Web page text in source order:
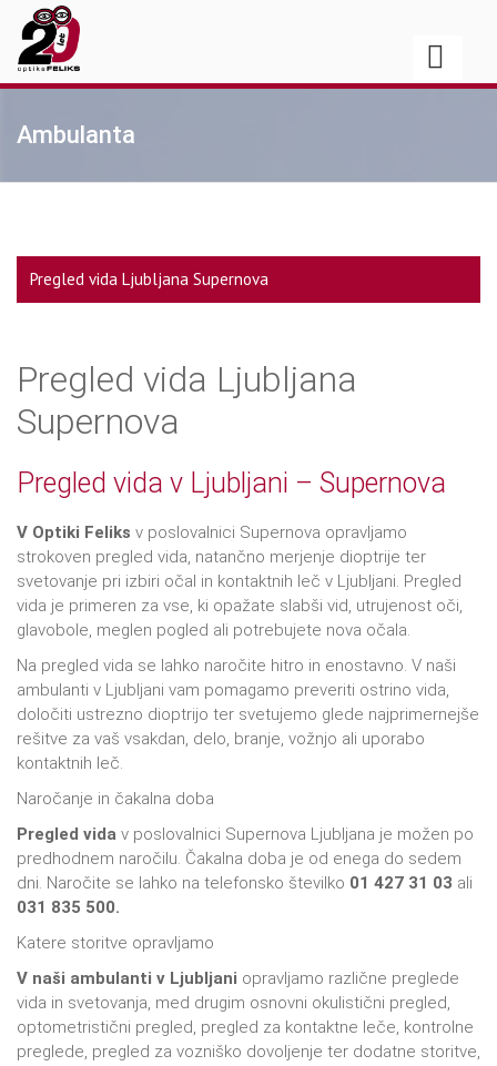
Ambulanta
Pregled vida Ljubljana Supernova
Pregled vida Ljubljana
Supernova
Pregled vida v Ljubljani – Supernova
V Optiki Feliks v poslovalnici Supernova opravljamo
strokoven pregled vida, natančno merjenje dioptrije ter
svetovanje pri izbiri očal in kontaktnih leč v Ljubljani. Pregled
vida je primeren za vse, ki opažate slabši vid, utrujenost oči,
glavobole, meglen pogled ali potrebujete nova očala.
Na pregled vida se lahko naročite hitro in enostavno. V naši
ambulanti v Ljubljani vam pomagamo preveriti ostrino vida,
določiti ustrezno dioptrijo ter svetujemo glede najprimernejše
rešitve za vaš vsakdan, delo, branje, vožnjo ali uporabo
kontaktnih leč.
Naročanje in čakalna doba
Pregled vida v poslovalnici Supernova Ljubljana je možen po
predhodnem naročilu. Čakalna doba je od enega do sedem
dni. Naročite se lahko na telefonsko številko 01 427 31 03 ali
031 835 500.
Katere storitve opravljamo
V naši ambulanti v Ljubljani opravljamo različne preglede
vida in svetovanja, med drugim osnovni okulistični pregled,
optometristični pregled, pregled za kontaktne leče, kontrolne
preglede, pregled za vozniško dovoljenje ter dodatne storitve,